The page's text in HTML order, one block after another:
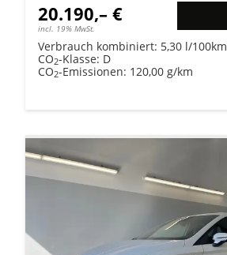
20.190,– €
incl. 19% MwSt.
Verbrauch kombiniert: 5,30 l/100km
CO2-Klasse: D
CO2-Emissionen: 120,00 g/km